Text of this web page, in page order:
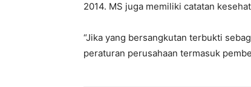
2014. MS juga memiliki catatan
“Jika yang bersangkutan terbukti
peraturan perusahaan termasuk